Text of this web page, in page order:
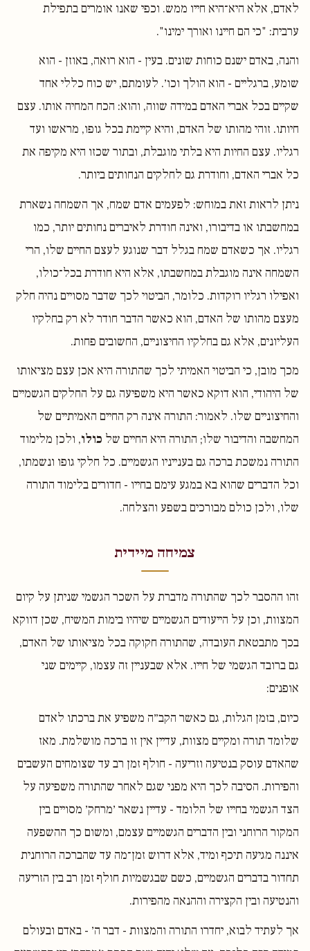
לאדם, אלא היא־היא חייו ממש. וכפי שאנו אומרים בתפילת
ערבית: "כי הם חיינו ואורך ימינו".
והנה, באדם ישנם כוחות שונים. בעין - הוא רואה, באוזן - הוא
שומע, ברגליים - הוא הולך וכו׳. לעומתם, יש כוח כללי אחד
שקיים בכל אברי האדם במידה שווה, והוא: הכח המחיה אותו. עצם
חיותו. זוהי מהותו של האדם, והיא קיימת בכל גופו, מראשו ועד
רגליו. עצם החיות היא בלתי מוגבלת, ובתור שכזו היא מקיפה את
כל אברי האדם, וחודרת גם לחלקים הנחותים ביותר.
ניתן לראות זאת במוחש: לפעמים אדם שמח, אך השמחה נשארת
במחשבתו או בדיבורו, ואינה חודרת לאיברים נחותים יותר, כמו
רגליו. אך כשאדם שמח בגלל דבר שנוגע לעצם החיים שלו, הרי
השמחה אינה מוגבלת במחשבתו, אלא היא חודרת בכל־כולו,
ואפילו רגליו רוקדות. כלומר, הביטוי לכך שדבר מסויים נהיה חלק
מעצם מהותו של האדם, הוא כאשר הדבר חודר לא רק בחלקיו
העליונים, אלא גם בחלקיו החיצוניים, החשובים פחות.
מכך מובן, כי הביטוי האמיתי לכך שהתורה היא אכן עצם מציאותו
של היהודי, הוא דוקא כאשר היא משפיעה גם על החלקים הגשמיים
והחיצוניים שלו. לאמור: התורה אינה רק החיים האמיתיים של
המחשבה והדיבור שלו; התורה היא החיים של כולו, ולכן מלימוד
התורה נמשכת ברכה גם בענייניו הגשמיים. כל חלקי גופו ונשמתו,
וכל הדברים שהוא בא במגע עימם בחייו - חדורים בלימוד התורה
שלו, ולכן כולם מבורכים בשפע והצלחה.
צמיחה מיידית
זהו ההסבר לכך שהתורה מדברת על השכר הגשמי שניתן על קיום
המצוות, וכן על הייעודים הגשמיים שיהיו בימות המשיח, שכן דווקא
בכך מתבטאת העובדה, שהתורה חקוקה בכל מציאותו של האדם,
גם ברובד הגשמי של חייו. אלא שבעניין זה עצמו, קיימים שני
אופנים:
כיום, בזמן הגלות, גם כאשר הקב״ה משפיע את ברכתו לאדם
שלומד תורה ומקיים מצוות, עדיין אין זו ברכה מושלמת. מאז
שהאדם עוסק בנטיעה וזריעה - חולף זמן רב עד שצומחים העשבים
והפירות. הסיבה לכך היא מפני שגם לאחר שהתורה משפיעה על
הצד הגשמי בחייו של הלומד - עדיין נשאר ׳מרחק׳ מסויים בין
המקור הרוחני ובין הדברים הגשמיים עצמם, ומשום כך ההשפעה
איננה מגיעה תיכף ומיד, אלא דרוש זמן־מה עד שהברכה הרוחנית
תחדור בדברים הגשמיים, כשם שבגשמיות חולף זמן רב בין הזריעה
והנטיעה ובין הקצירה וההנאה מהפירות.
אך לעתיד לבוא, יחדרו התורה והמצוות - דבר ה׳ - באדם ובעולם